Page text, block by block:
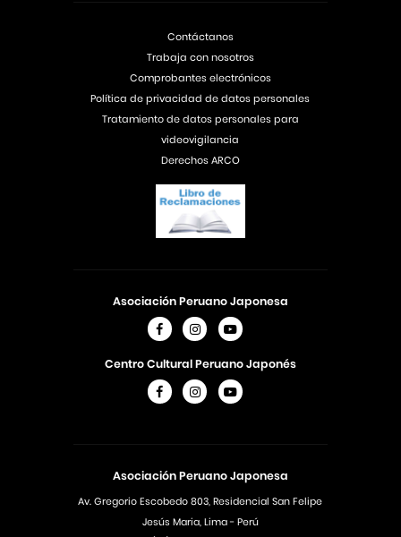
Asociación Peruano Japonesa
Av. Gregorio Escobedo 803, Residencial San Felipe
Jesús Maria, Lima - Perú
Asociación Peruano Japonesa
Centro Cultural Peruano Japonés
Contáctanos
Trabaja con nosotros
Comprobantes electrónicos
Política de privacidad de datos personales
Tratamiento de datos personales para
videovigilancia
Derechos ARCO